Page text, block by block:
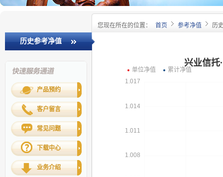
您现在所在的位置： 首页 参考净值 历
历史参考净值
产品预约
客户留言
常见问题
下载中心
业务介绍